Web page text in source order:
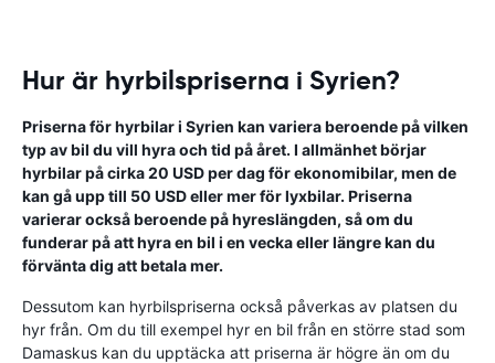
Hur är hyrbilspriserna i Syrien?
Priserna för hyrbilar i Syrien kan variera beroende på vilken
typ av bil du vill hyra och tid på året. I allmänhet börjar
hyrbilar på cirka 20 USD per dag för ekonomibilar, men de
kan gå upp till 50 USD eller mer för lyxbilar. Priserna
varierar också beroende på hyreslängden, så om du
funderar på att hyra en bil i en vecka eller längre kan du
förvänta dig att betala mer.
Dessutom kan hyrbilspriserna också påverkas av platsen du
hyr från. Om du till exempel hyr en bil från en större stad som
Damaskus kan du upptäcka att priserna är högre än om du